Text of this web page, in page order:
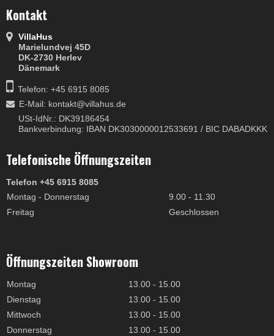
Kontakt
VillaHus
Marielundvej 45D
DK-2730 Herlev
Dänemark
Telefon: +45 6915 8085
E-Mail: kontakt@villahus.de
USt-IdNr.: DK39186454
Bankverbindung: IBAN DK3030000012533691 / BIC DABADKKK
Telefonische Öffnungszeiten
Telefon +45 6915 8085
Montag - Donnerstag
9.00 - 11.30
Freitag
Geschlossen
Öffnungszeiten Showroom
Montag
13.00 - 15.00
Dienstag
13.00 - 15.00
Mittwoch
13.00 - 15.00
Donnerstag
13.00 - 15.00